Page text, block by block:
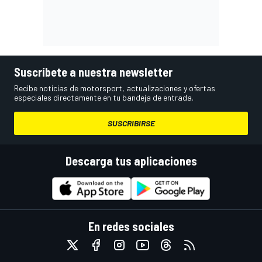
Suscríbete a nuestra newsletter
Recibe noticias de motorsport, actualizaciones y ofertas
especiales directamente en tu bandeja de entrada.
SUSCRIBIRSE
Descarga tus aplicaciones
En redes sociales